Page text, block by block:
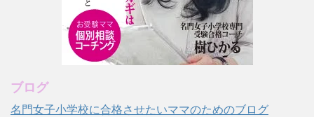
ブログ
名門女子小学校に合格させたいママのためのブログ